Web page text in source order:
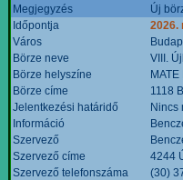
Megjegyzés
Új
Időpontja
2026.
Város
Börze neve
VIII.
Börze helyszíne
Börze címe
1118
Jelentkezési határidő
Nincs
Információ
Szervező
Szervező címe
4244
Szervező telefonszáma
(30)